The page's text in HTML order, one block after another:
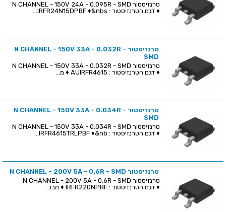
♦ דגם הטרנזיסטור : IRFR24N15DPBF ♦&nbs...
טרנזיסטור N CHANNEL - 150V 33A - 0.032R -
SMD
♦ דגם הטרנזיסטור : AUIRFR4615 ♦ מ...
טרנזיסטור N CHANNEL - 150V 33A - 0.034R -
SMD
♦ דגם הטרנזיסטור : IRFR4615TRLPBF ♦&nb...
טרנזיסטור N CHANNEL - 200V 5A - 0.6R - SMD
♦ דגם הטרנזיסטור : IRFR220NPBF ♦ מבנ...